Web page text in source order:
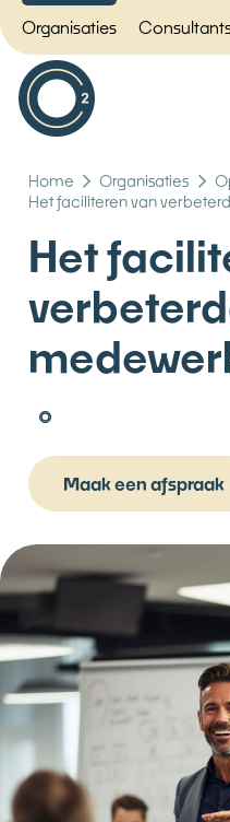
Organisaties
Home Organisaties
Het faciliteren van
Het
Maak een afspraak